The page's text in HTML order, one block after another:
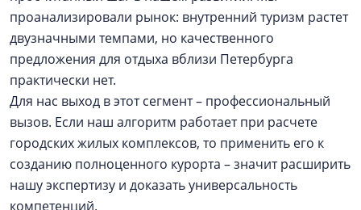
проанализировали рынок: внутренний туризм растет
двузначными темпами, но качественного
предложения для отдыха вблизи Петербурга
практически нет.
Для нас выход в этот сегмент – профессиональный
вызов. Если наш алгоритм работает при расчете
городских жилых комплексов, то применить его к
созданию полноценного курорта – значит расширить
нашу экспертизу и доказать универсальность
компетенций.